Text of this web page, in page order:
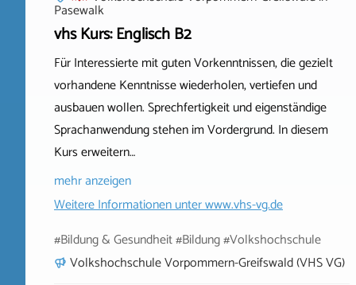
Pasewalk
vhs Kurs: Englisch B2
Für Interessierte mit guten Vorkenntnissen, die gezielt
vorhandene Kenntnisse wiederholen, vertiefen und
ausbauen wollen. Sprechfertigkeit und eigenständige
Sprachanwendung stehen im Vordergrund. In diesem
Kurs erweitern…
mehr anzeigen
Weitere Informationen unterwww.vhs-vg.de
#Bildung & Gesundheit #Bildung #Volkshochschule
Volkshochschule Vorpommern-Greifswald (VHS VG)